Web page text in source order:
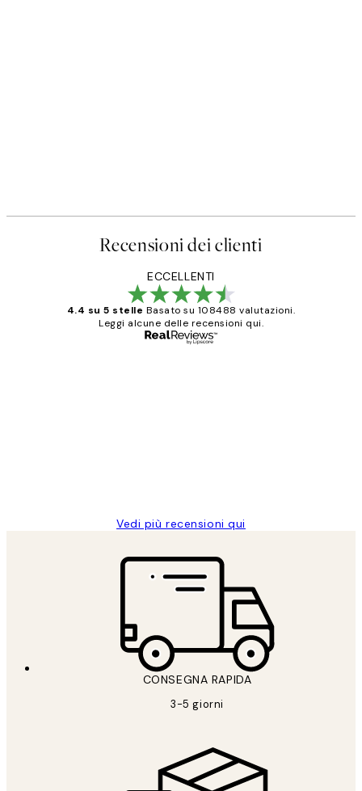
Recensioni dei clienti
ECCELLENTI
4.4 su 5 stelle Basato su 108488 valutazioni.
Leggi alcune delle recensioni qui.
Vedi più recensioni qui
CONSEGNA RAPIDA
3-5 giorni